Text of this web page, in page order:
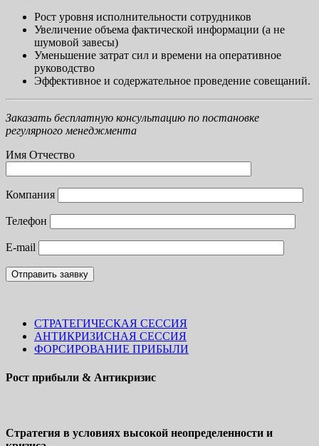
Рост уровня исполнительности сотрудников
Увеличение объема фактической информации (а не
шумовой завесы)
Уменьшение затрат сил и времени на оперативное
руководство
Эффективное и содержательное проведение совещаний.
Заказать бесплатную консультацию по постановке
регулярного менеджмента
Имя Отчество
Компания
Телефон
Е-mail
СТРАТЕГИЧЕСКАЯ СЕССИЯ
АНТИКРИЗИСНАЯ СЕССИЯ
ФОРСИРОВАНИЕ ПРИБЫЛИ
Рост прибыли & Антикризис
Стратегия в условиях высокой неопределенности и